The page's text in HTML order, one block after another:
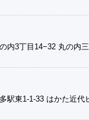
内3丁目14−32 丸の内
駅東1-1-33 はかた近代